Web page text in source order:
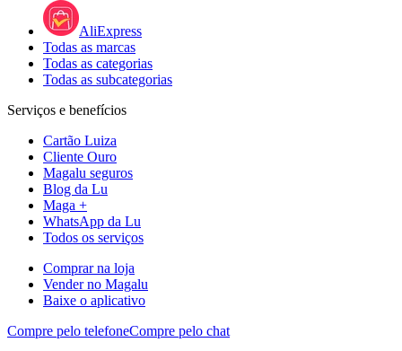
AliExpress
Todas as marcas
Todas as categorias
Todas as subcategorias
Serviços e benefícios
Cartão Luiza
Cliente Ouro
Magalu seguros
Blog da Lu
Maga +
WhatsApp da Lu
Todos os serviços
Comprar na loja
Vender no Magalu
Baixe o aplicativo
Compre pelo telefoneCompre pelo chat